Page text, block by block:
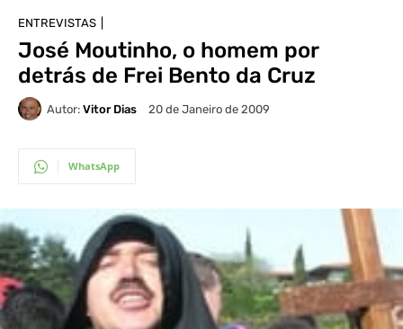
ENTREVISTAS
José Moutinho, o homem por
detrás de Frei Bento da Cruz
Autor: Vitor Dias 20 de Janeiro de 2009
WhatsApp